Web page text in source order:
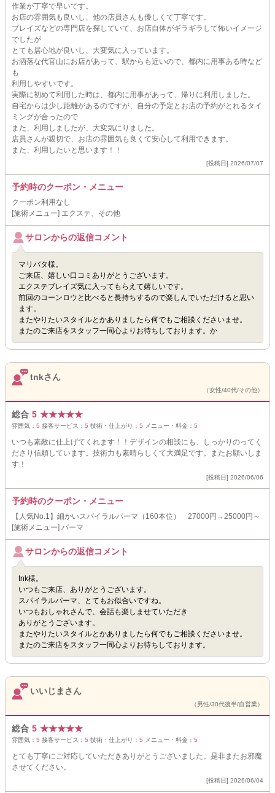
作業が丁寧で早いです。
お店の雰囲気も良いし、他の店員さんも優しくて丁寧です。
ブレイズなどの専門店を探していて、お店自体がギラギラして怖いイメージ
でしたが
とても居心地が良いし、大変気に入っています。
お洒落な代官山にお店があって、駅からも近いので、都内に用事ある時など
も
利用しやすいです。
実際に初めて利用した時は、都内に用事があって、帰りに利用しました。
自宅からは少し距離があるのですが、自分の予定とお店の予約がとれるタイ
ミングが合ったので
また、利用しましたが、大変気にりました。
店員さんが親切で、お店の雰囲気も良くて安心して利用できます。
また、利用したいと思います！！
[投稿日] 2026/07/07
予約時のクーポン・メニュー
クーポン利用なし
[施術メニュー] エクステ、その他
サロンからの返信コメント
マリバタ様。
ご来店、嬉しい口コミありがとうございます。
エクステブレイズ気に入ってもらえて嬉しいです。
前回のコーンロウと比べると長持ちするので楽しんでいただけると思い
ます。
またやりたいスタイルとかありましたら何でもご相談くださいませ。
またのご来店をスタッフ一同心よりお待ちしております。か
tnkさん
（女性/40代/その他）
総合 5 ★★★★★
雰囲気： 5 接客サービス： 5 技術・仕上がり： 5 メニュー・料金： 5
いつも素敵に仕上げてくれます！！デザインの相談にも、しっかりのってく
ださり信頼しています。技術力も素晴らしくて大満足です。またお願いしま
す！
[投稿日] 2026/06/06
予約時のクーポン・メニュー
【人気No.1】細かいスパイラルパーマ（160本位） 27000円→25000円～
[施術メニュー] パーマ
サロンからの返信コメント
tnk様。
いつもご来店、ありがとうございます。
スパイラルパーマ、とてもお似合いですね。
いつもおしゃれさんで、会話も楽しませていただき
ありがとうございます。
またやりたいスタイルとかありましたら何でもご相談くださいませ。
またのご来店をスタッフ一同心よりお待ちしております。
いいじまさん
（男性/30代後半/自営業）
総合 5 ★★★★★
雰囲気： 5 接客サービス： 5 技術・仕上がり： 5 メニュー・料金： 5
とても丁寧にご対応していただきありがとうございました。是非またお邪魔
させてください。
[投稿日] 2026/06/04